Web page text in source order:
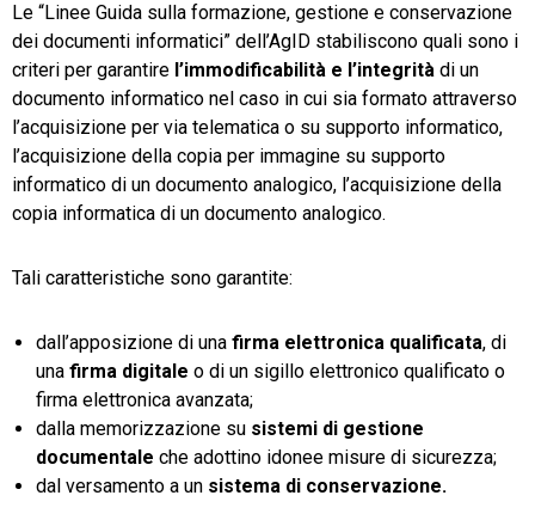
Le “Linee Guida sulla formazione, gestione e conservazione
dei documenti informatici” dell’AgID stabiliscono quali sono i
criteri per garantire l’immodificabilità e l’integrità di un
documento informatico nel caso in cui sia formato attraverso
l’acquisizione per via telematica o su supporto informatico,
l’acquisizione della copia per immagine su supporto
informatico di un documento analogico, l’acquisizione della
copia informatica di un documento analogico.
Tali caratteristiche sono garantite:
dall’apposizione di una firma elettronica qualificata, di
una firma digitale o di un sigillo elettronico qualificato o
firma elettronica avanzata;
dalla memorizzazione su sistemi di gestione
documentale che adottino idonee misure di sicurezza;
dal versamento a un sistema di conservazione.